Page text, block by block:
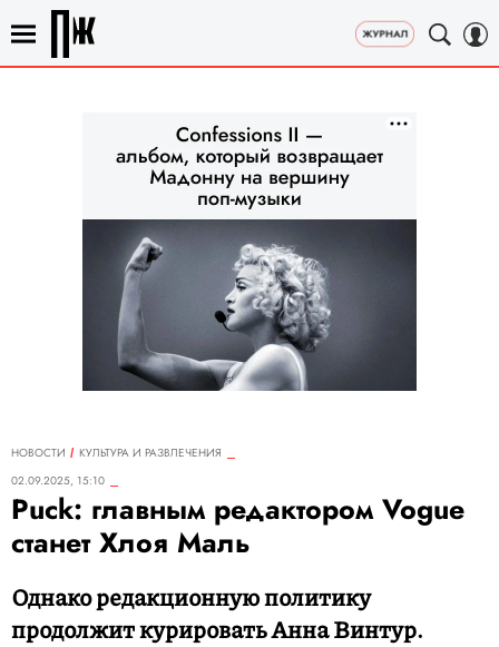
НОВОСТИ
КУЛЬТУРА И РАЗВЛЕЧЕНИЯ
02.09.2025, 15:10
Puck: главным редактором Vogue
станет Хлоя Маль
Однако редакционную политику
продолжит курировать Анна Винтур.